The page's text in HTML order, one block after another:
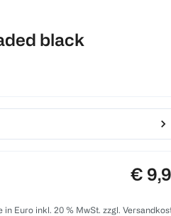
black
€
in Euro inkl. 20 % MwSt. zzgl.